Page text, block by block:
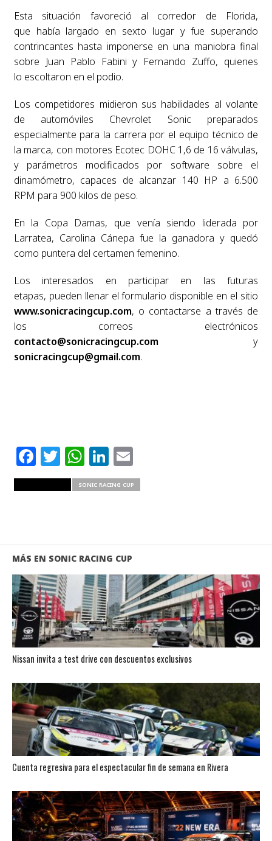
Esta situación favoreció al corredor de Florida,
que había largado en sexto lugar y fue superando
contrincantes hasta imponerse en una maniobra final
sobre Juan Pablo Fabini y Fernando Zuffo, quienes
lo escoltaron en el podio.
Los competidores midieron sus habilidades al volante
de automóviles Chevrolet Sonic preparados
especialmente para la carrera por el equipo técnico de
la marca, con motores Ecotec DOHC 1,6 de 16 válvulas,
y parámetros modificados por software sobre el
dinamómetro, capaces de alcanzar 140 HP a 6.500
RPM para 900 kilos de peso.
En la Copa Damas, que venía siendo liderada por
Larratea, Carolina Cánepa fue la ganadora y quedó
como puntera del certamen femenino.
Los interesados en participar en las futuras
etapas, pueden llenar el formulario disponible en el sitio
www.sonicracingcup.com, o contactarse a través de
los correos electrónicos
contacto@sonicracingcup.com y
sonicracingcup@gmail.com.
Facebook
Twitter
WhatsApp
LinkedIn
Email
SONIC RACING CUP
MÁS EN SONIC RACING CUP
Nissan invita a test drive con descuentos exclusivos
Cuenta regresiva para el espectacular fin de semana en Rivera